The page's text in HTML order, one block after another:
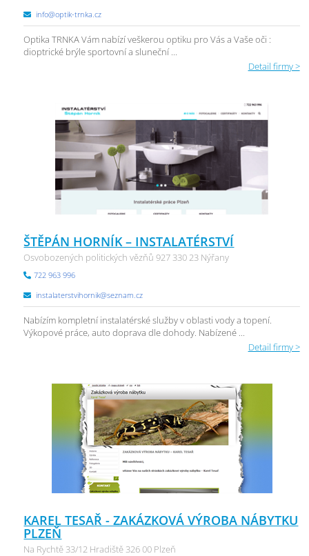
info@optik-trnka.cz
Optika TRNKA Vám nabízí veškerou optiku pro Vás a Vaše oči :
dioptrické brýle sportovní a sluneční ...
Detail firmy >
ŠTĚPÁN HORNÍK – INSTALATÉRSTVÍ
Osvobozených politických vězňů 927 330 23 Nýřany
722 963 996
instalaterstvihornik@seznam.cz
Nabízím kompletní instalatérské služby v oblasti vody a topení.
Výkopové práce, auto doprava dle dohody. Nabízené ...
Detail firmy >
KAREL TESAŘ - ZAKÁZKOVÁ VÝROBA NÁBYTKU
PLZEŇ
Na Rychtě 33/12 Hradiště 326 00 Plzeň